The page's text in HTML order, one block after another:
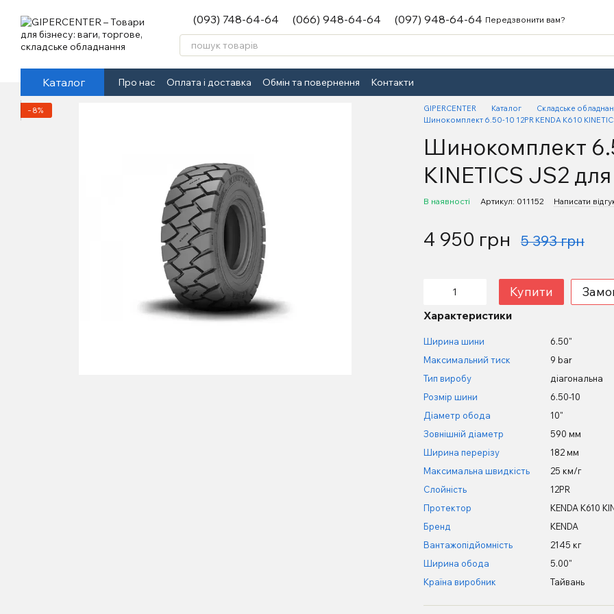
(093) 748-64-64 (066) 948-64-64 (097) 948-64-64 Передзвонити вам?
Каталог Про нас Оплата і доставка Обмін та повернення Контакти
−8% GIPERCENTER Каталог Складське
Шинокомплект 6.50-10 12PR KENDA K610
Шинокомплект
KINETICS JS2
В наявності Артикул: 011152 Написати
4 950 грн 5 393 грн
Купити
Характеристики
Ширина шини
6.50"
Максимальний тиск
9 bar
Тип виробу
діагональна
Розмір шини
6.50-10
Діаметр обода
10"
Зовнішній діаметр
590 мм
Ширина перерізу
182 мм
Максимальна швидкість
25 км/г
Слойність
12PR
Протектор
KENDA K610
Бренд
KENDA
Вантажопідйомність
2145 кг
Ширина обода
5.00"
Країна виробник
Тайвань